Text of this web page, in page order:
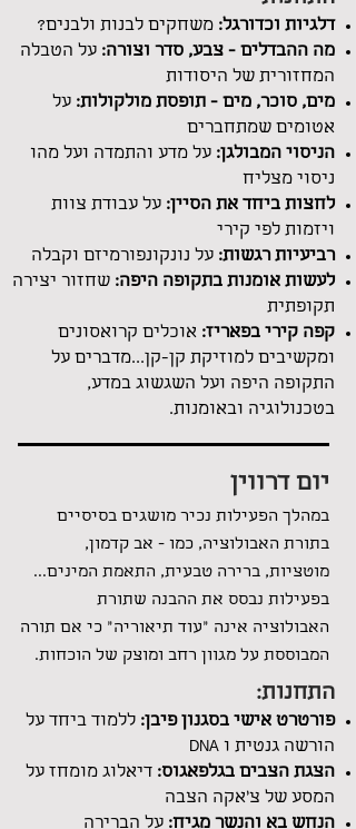
דלגיות וכדורגל: משחקים לבנות ולבנים?
מה ההבדלים - צבע, סדר וצורה: על הטבלה
המחזורית של היסודות
מים, סוכר, מים - תופסת מולקולות: על
אטומים שמתחברים
הניסוי המבולגן: על מדע והתמדה ועל מהו
ניסוי מצליח
לחצות ביחד את הסיין: על עבודת צוות
ויזמות לפי קירי
רביעיות רגשות: על נונקונפורמיזם וקבלה
לעשות אומנות בתקופה היפה: שחזור יצירה
תקופתית
קפה קירי בפאריז: אוכלים קרואסונים
ומקשיבים למוזיקת קן-קן...מדברים על
התקופה היפה ועל השגשוג במדע,
בטכנולוגיה ובאומנות.
יום דרווין
במהלך הפעילות נכיר מושגים בסיסיים
בתורת האבולוציה, כמו - אב קדמון,
מוטציות, ברירה טבעית, התאמת המינים...
בפעילות נבסס את ההבנה שתורת
האבולוציה אינה "עוד תיאוריה" כי אם תורה
המבוססת על מגוון רחב ומוצק של הוכחות.
התחנות:
פורטרט אישי בסגנון פיבן: ללמוד ביחד על
הורשה גנטית ו DNA
הצגת הצבים בגלפאגוס: דיאלוג מומחז על
המסע של צ'אקה הצבה
הנחש בא והנשר מגיח: על הברירה